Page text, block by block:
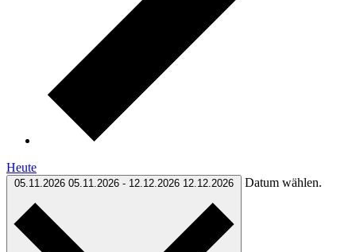
Heute
05.11.2026 05.11.2026 - 12.12.2026 12.12.2026 Datum wählen.